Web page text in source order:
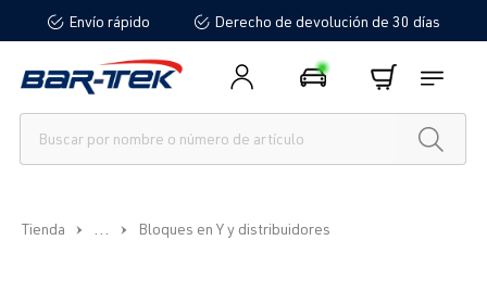
principalEnvío rápido Derecho de devolución de 30 días
Tienda ... Bloques en Y y distribuidores